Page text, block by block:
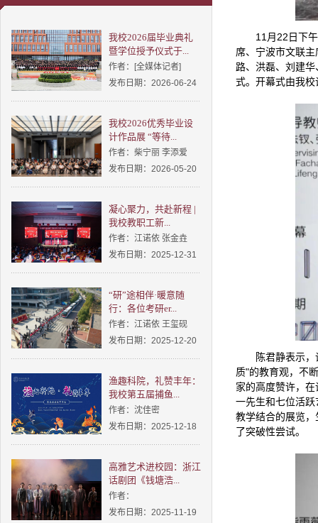
我校2026届毕业典礼
暨学位授予仪式于...
作者：[全媒体记者]
发布日期：2026-06-24
我校2026优秀毕业设
计作品展 “等待...
作者：柴宁丽 李添爱
发布日期：2026-05-20
凝心聚力，共赴新程 |
我校教职工新...
作者：江诺依 张金垚
发布日期：2025-12-31
“研”途相伴·暖意随
行：各位考研er...
作者：江诺依 王玺砚
发布日期：2025-12-20
渔趣科院，礼赞丰年：
我校第五届捕鱼...
作者：沈佳密
发布日期：2025-12-18
高雅艺术进校园：浙江
话剧团《钱塘浩...
作者：
发布日期：2025-11-19
11月22日下
席、宁波市文联
路、洪磊、刘建
式。开幕式由我
陈君静表示
质"的教育观，不
家的高度赞许，
一先生和七位活
教学结合的展览
了突破性尝试。